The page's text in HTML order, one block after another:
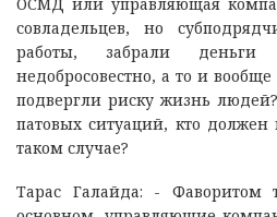
совладельцев, но
работы, забрали
недобросовестно, а то и
подвергли риску жизнь
патовых ситуаций, кто должен
таком случае?
Тарас Галайда: - Фаворитом